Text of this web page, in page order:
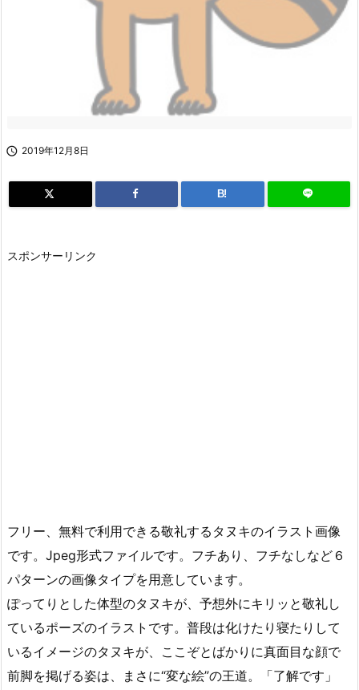
 2019年12月8日
B!
スポンサーリンク
フリー、無料で利用できる敬礼するタヌキのイラスト画像
です。Jpeg形式ファイルです。フチあり、フチなしなど６
パターンの画像タイプを用意しています。
ぽってりとした体型のタヌキが、予想外にキリッと敬礼し
ているポーズのイラストです。普段は化けたり寝たりして
いるイメージのタヌキが、ここぞとばかりに真面目な顔で
前脚を掲げる姿は、まさに“変な絵”の王道。「了解です」